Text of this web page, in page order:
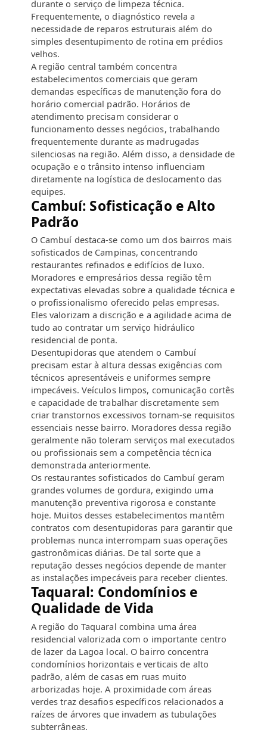
durante o serviço de limpeza técnica.
Frequentemente, o diagnóstico revela a
necessidade de reparos estruturais além do
simples desentupimento de rotina em prédios
velhos.
A região central também concentra
estabelecimentos comerciais que geram
demandas específicas de manutenção fora do
horário comercial padrão. Horários de
atendimento precisam considerar o
funcionamento desses negócios, trabalhando
frequentemente durante as madrugadas
silenciosas na região. Além disso, a densidade de
ocupação e o trânsito intenso influenciam
diretamente na logística de deslocamento das
equipes.
Cambuí: Sofisticação e Alto
Padrão
O Cambuí destaca-se como um dos bairros mais
sofisticados de Campinas, concentrando
restaurantes refinados e edifícios de luxo.
Moradores e empresários dessa região têm
expectativas elevadas sobre a qualidade técnica e
o profissionalismo oferecido pelas empresas.
Eles valorizam a discrição e a agilidade acima de
tudo ao contratar um serviço hidráulico
residencial de ponta.
Desentupidoras que atendem o Cambuí
precisam estar à altura dessas exigências com
técnicos apresentáveis e uniformes sempre
impecáveis. Veículos limpos, comunicação cortês
e capacidade de trabalhar discretamente sem
criar transtornos excessivos tornam-se requisitos
essenciais nesse bairro. Moradores dessa região
geralmente não toleram serviços mal executados
ou profissionais sem a competência técnica
demonstrada anteriormente.
Os restaurantes sofisticados do Cambuí geram
grandes volumes de gordura, exigindo uma
manutenção preventiva rigorosa e constante
hoje. Muitos desses estabelecimentos mantêm
contratos com desentupidoras para garantir que
problemas nunca interrompam suas operações
gastronômicas diárias. De tal sorte que a
reputação desses negócios depende de manter
as instalações impecáveis para receber clientes.
Taquaral: Condomínios e
Qualidade de Vida
A região do Taquaral combina uma área
residencial valorizada com o importante centro
de lazer da Lagoa local. O bairro concentra
condomínios horizontais e verticais de alto
padrão, além de casas em ruas muito
arborizadas hoje. A proximidade com áreas
verdes traz desafios específicos relacionados a
raízes de árvores que invadem as tubulações
subterrâneas.